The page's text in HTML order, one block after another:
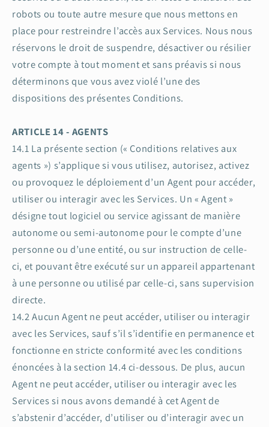
robots ou toute autre mesure que nous mettons en
place pour restreindre l’accès aux Services. Nous nous
réservons le droit de suspendre, désactiver ou résilier
votre compte à tout moment et sans préavis si nous
déterminons que vous avez violé l’une des
dispositions des présentes Conditions.
ARTICLE 14 - AGENTS
14.1 La présente section (« Conditions relatives aux
agents ») s’applique si vous utilisez, autorisez, activez
ou provoquez le déploiement d’un Agent pour accéder,
utiliser ou interagir avec les Services. Un « Agent »
désigne tout logiciel ou service agissant de manière
autonome ou semi-autonome pour le compte d’une
personne ou d’une entité, ou sur instruction de celle-
ci, et pouvant être exécuté sur un appareil appartenant
à une personne ou utilisé par celle-ci, sans supervision
directe.
14.2 Aucun Agent ne peut accéder, utiliser ou interagir
avec les Services, sauf s’il s’identifie en permanence et
fonctionne en stricte conformité avec les conditions
énoncées à la section 14.4 ci-dessous. De plus, aucun
Agent ne peut accéder, utiliser ou interagir avec les
Services si nous avons demandé à cet Agent de
s’abstenir d’accéder, d’utiliser ou d’interagir avec un